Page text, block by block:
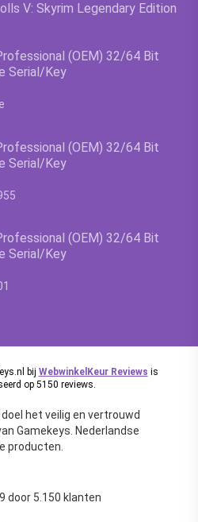
V: Skyrim Legendary Edition
(OEM) 32/64 Bit
Serial/Key
(OEM) 32/64 Bit
Serial/Key
uit 5
(OEM) 32/64 Bit
Serial/Key
bij WebwinkelKeur Reviews is
op 5150 reviews.
het veilig en vertrouwd
Gamekeys. Nederlandse
producten.
door 5.150 klanten